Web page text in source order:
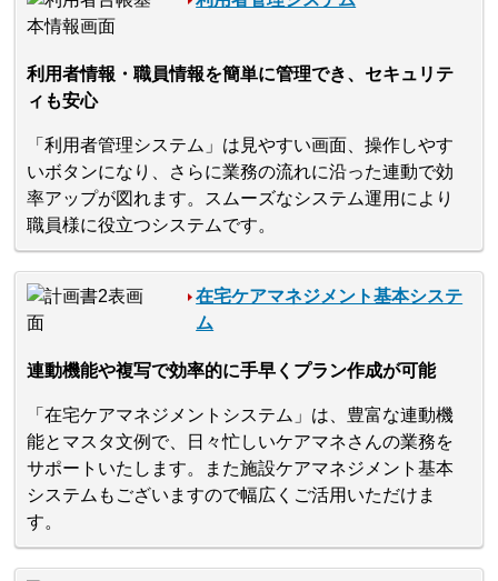
利用者情報・職員情報を簡単に管理でき、セキュリテ
ィも安心
「利用者管理システム」は見やすい画面、操作しやす
いボタンになり、さらに業務の流れに沿った連動で効
率アップが図れます。スムーズなシステム運用により
職員様に役立つシステムです。
在宅ケアマネジメント基本システ
ム
連動機能や複写で効率的に手早くプラン作成が可能
「在宅ケアマネジメントシステム」は、豊富な連動機
能とマスタ文例で、日々忙しいケアマネさんの業務を
サポートいたします。また施設ケアマネジメント基本
システムもございますので幅広くご活用いただけま
す。